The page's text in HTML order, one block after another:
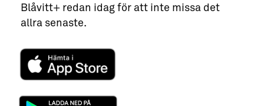
Blåvitt+ redan idag för att inte missa det
allra senaste.